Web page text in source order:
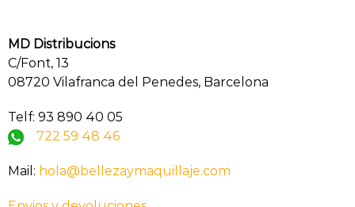
MD Distribucions
C/Font, 13
08720 Vilafranca del Penedes, Barcelona
Telf: 93 890 40 05
722 59 48 46
Mail: hola@bellezaymaquillaje.com